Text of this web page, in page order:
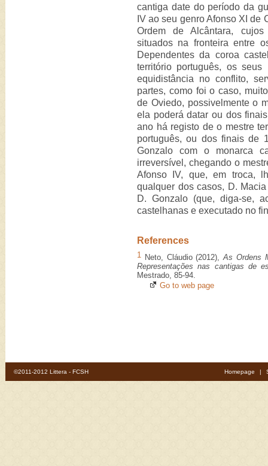
cantiga date do período da
IV ao seu genro Afonso XI de
Ordem de Alcântara, cujos
situados na fronteira entre
Dependentes da coroa
território português, os seus
equidistância no conflito,
partes, como foi o caso,
de Oviedo, possivelmente o
ela poderá datar ou dos
ano há registo de o mestre
português, ou dos finais de
Gonzalo com o monarca
irreversível, chegando o
Afonso IV, que, em troca,
qualquer dos casos, D.
D. Gonzalo (que, diga-se,
castelhanas e executado no
References
1 Neto, Cláudio (2012),As Ordens
Representações nas cantigas de
Mestrado, 85-94.
Go to web page
©2011-2012 Littera - FCSH Homepage |